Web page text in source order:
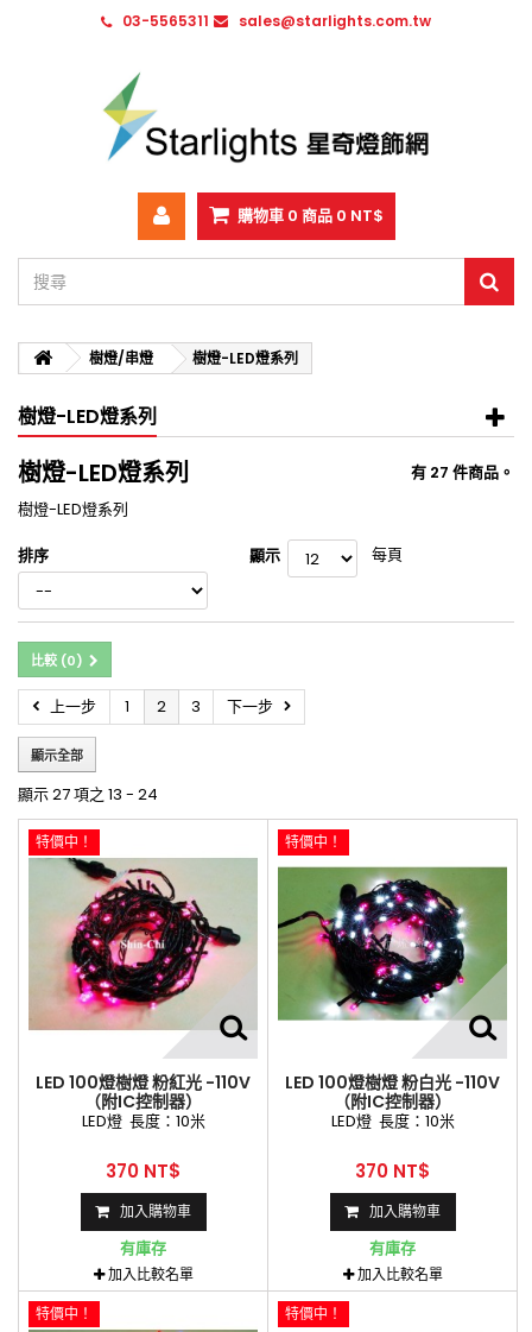
03-5565311 sales@starlights.com.tw
購物車 0 商品 0 NT$
樹燈/串燈 樹燈-LED燈系列
樹燈-LED燈系列
樹燈-LED燈系列
有 27 件商品。
樹燈-LED燈系列
排序 顯示 每頁
比較 (0)
上一步 1 2 3 下一步
顯示全部
顯示 27 項之 13 - 24
特價中！
LED 100燈樹燈 粉紅光 -110V
（附IC控制器）
LED燈 長度：10米
370 NT$
加入購物車
有庫存
加入比較名單
特價中！
LED 100燈樹燈 粉白光 -110V
（附IC控制器）
LED燈 長度：10米
370 NT$
加入購物車
有庫存
加入比較名單
特價中！
特價中！